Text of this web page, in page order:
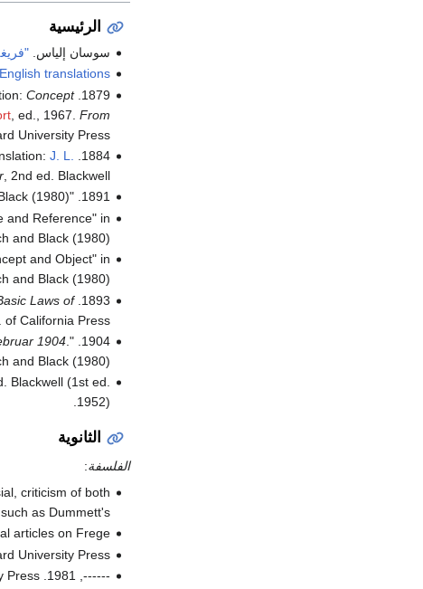
الرئيسية
سوسان إلياس.
translations.
1879.
Concept
, ed., 1967. From
University Press.
1884.
J. L.
, 2nd ed. Blackwell.
1891. "Funktion und Begriff." Translation: "Function and Concept" in Geach and Black (1980).
and Reference" in
and Black (1980).
and Object" in
and Black (1980).
1893.
Laws of
of California Press.
1904. "Was ist eine Funktion?" in Meyer, S., ed., 1904.
1904.
and Black (1980).
Blackwell (1st ed.
1952).
الثانوية
الفلسفة:
criticism of both
as Dummett's.
articles on Frege.
University Press.
------, 1981.
Press.